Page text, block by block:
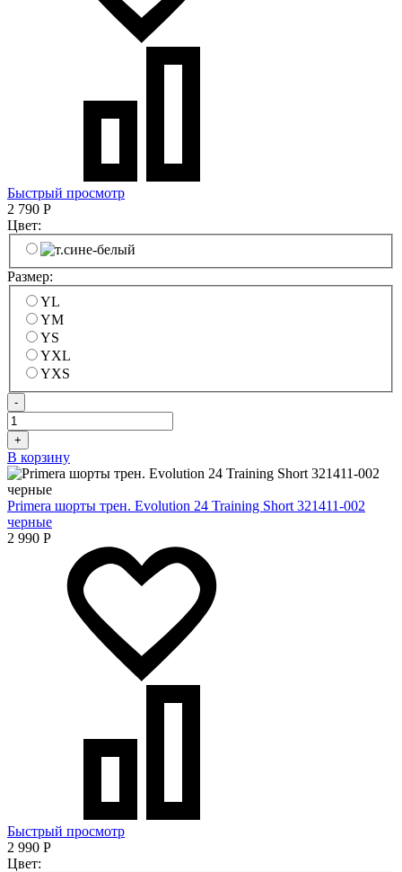
Быстрый просмотр
2 790 Р
Цвет:
Размер:
YL
YM
YS
YXL
YXS
-
+
В корзину
Primera шорты трен. Evolution 24 Training Short 321411-002
черные
2 990 Р
Быстрый просмотр
2 990 Р
Цвет: